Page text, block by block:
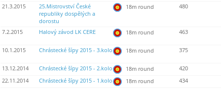
21.3.2015
25.Mistrovství České
republiky dospělých a
dorostu
18m round 480
7.2.2015 Halový závod LK CERE 18m round 463
10.1.2015 Chrástecké šípy 2015 - 3.kolo 18m round 375
13.12.2014 Chrástecké šípy 2015 - 2.kolo 18m round
420
22.11.2014
Chrástecké šípy 2015 - 1.kolo 18m round
434